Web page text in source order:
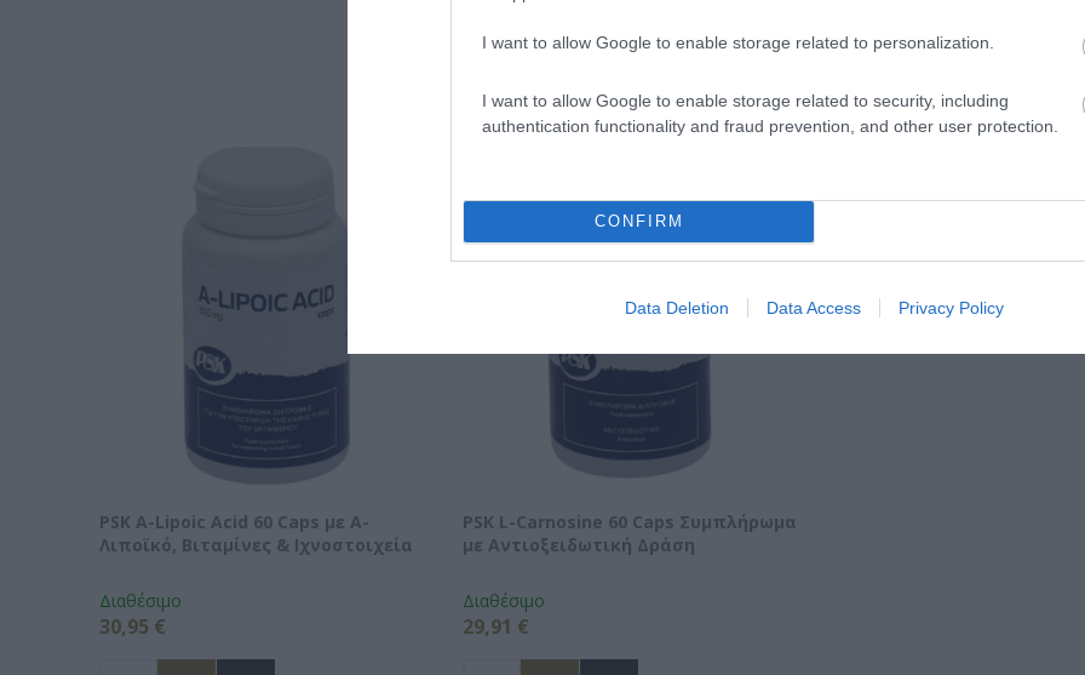
I want to allow Google to enable storage related to personalization.
I want to allow Google to enable storage related to security, including
authentication functionality and fraud prevention, and other user protection.
CONFIRM
Data Deletion Data Access Privacy Policy
PSK A-Lipoic Acid 60 Caps με A-
Λιποϊκό, Βιταμίνες & Ιχνοστοιχεία
Διαθέσιμο
30,95 €
PSK L-Carnosine 60 Caps Συμπλήρωμα
με Αντιοξειδωτική Δράση
Διαθέσιμο
29,91 €